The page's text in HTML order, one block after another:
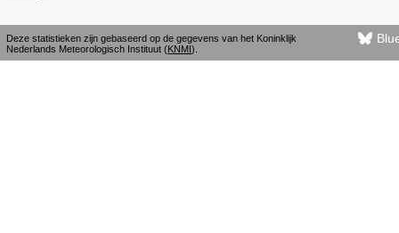
Deze statistieken zijn gebaseerd op de gegevens van het Koninklijk
Nederlands Meteorologisch Instituut (KNMI).